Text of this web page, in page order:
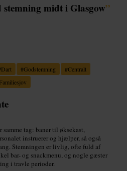
midt i Glasgow”
Dart #Godstemning #Centralt
Familiesjov
tag: baner til øksekast,
instruerer og hjælper, så også
Stemningen er livlig, ofte fuld af
bar- og snackmenu, og nogle gæster
i travle perioder.